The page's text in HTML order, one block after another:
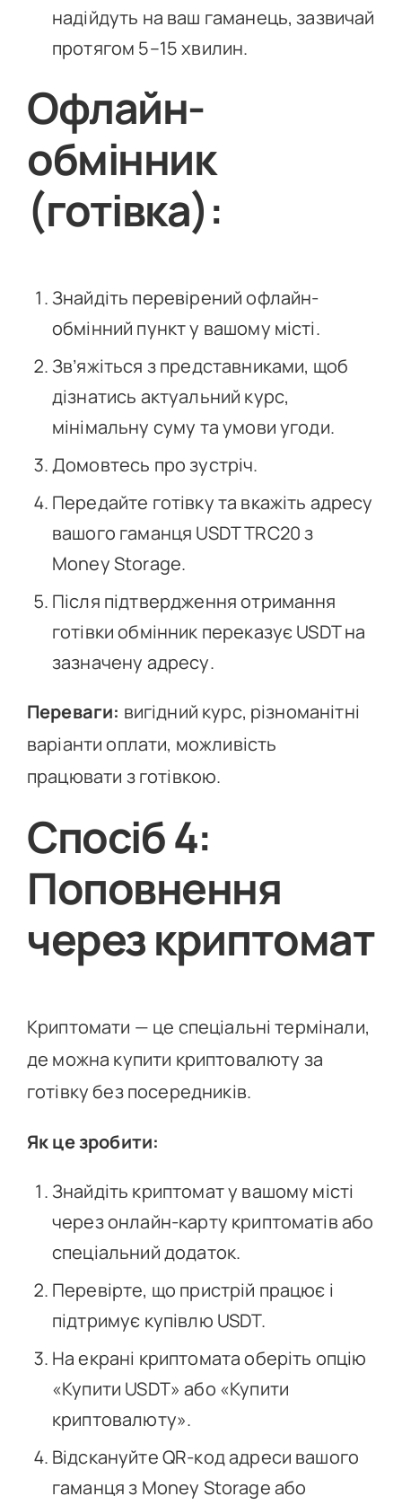
надійдуть на ваш гаманець, зазвичай
протягом 5–15 хвилин.
Офлайн-
обмінник
(готівка):
Знайдіть перевірений офлайн-
обмінний пункт у вашому місті.
Зв’яжіться з представниками, щоб
дізнатись актуальний курс,
мінімальну суму та умови угоди.
Домовтесь про зустріч.
Передайте готівку та вкажіть адресу
вашого гаманця USDT TRC20 з
Money Storage.
Після підтвердження отримання
готівки обмінник переказує USDT на
зазначену адресу.
Переваги: вигідний курс, різноманітні
варіанти оплати, можливість
працювати з готівкою.
Спосіб 4:
Поповнення
через криптомат
Криптомати — це спеціальні термінали,
де можна купити криптовалюту за
готівку без посередників.
Як це зробити:
Знайдіть криптомат у вашому місті
через онлайн-карту криптоматів або
спеціальний додаток.
Перевірте, що пристрій працює і
підтримує купівлю USDT.
На екрані криптомата оберіть опцію
«Купити USDT» або «Купити
криптовалюту».
Відскануйте QR-код адреси вашого
гаманця з Money Storage або